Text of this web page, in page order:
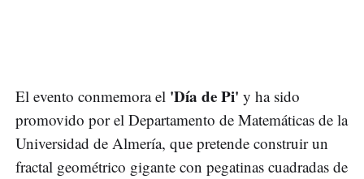
El evento conmemora el 'Día de Pi' y ha sido
promovido por el Departamento de Matemáticas de la
Universidad de Almería, que pretende construir un
fractal geométrico gigante con pegatinas cuadradas de